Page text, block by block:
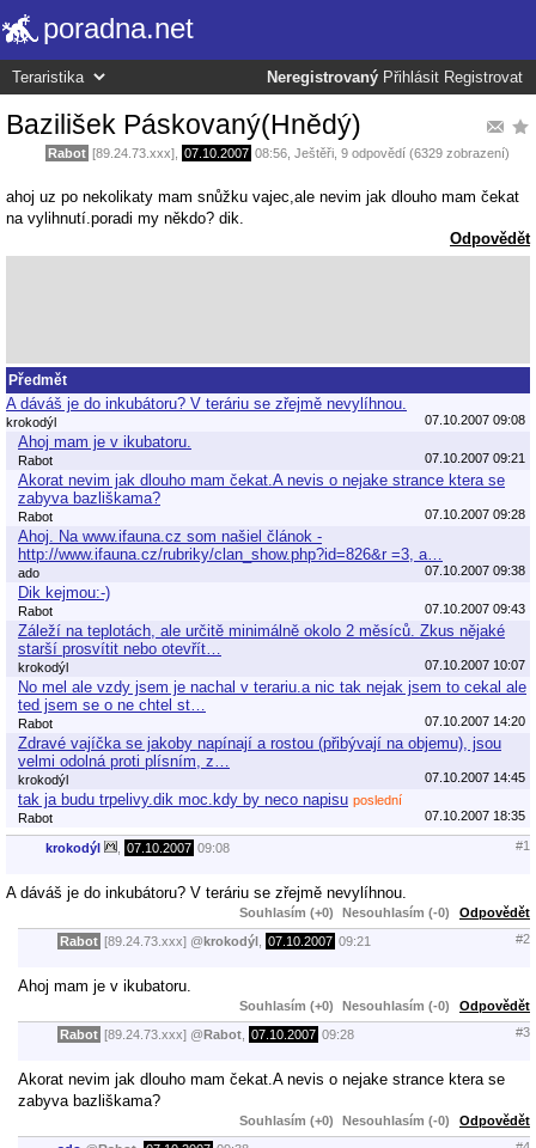
poradna.net
Neregistrovaný Přihlásit Registrovat
Bazilišek Páskovaný(Hnědý)
Rabot [89.24.73.xxx], 07.10.2007 08:56 Ještěři , 9 odpovědí (6329 zobrazení)
ahoj uz po nekolikaty mam snůžku vajec,ale nevim jak dlouho mam čekat
na vylihnutí.poradi my někdo? dik.
Odpovědět
Předmět
A dáváš je do inkubátoru? V teráriu se zřejmě nevylíhnou.
krokodýl 07.10.2007 09:08
Ahoj mam je v ikubatoru.
Rabot 07.10.2007 09:21
Akorat nevim jak dlouho mam čekat.A nevis o nejake strance ktera se
zabyva bazliškama?
Rabot 07.10.2007 09:28
Ahoj. Na www.ifauna.cz som našiel článok -
http://www.ifauna.cz/rubriky/clan_show.php?id=826&r =3, a…
ado 07.10.2007 09:38
Dik kejmou:-)
Rabot 07.10.2007 09:43
Záleží na teplotách, ale určitě minimálně okolo 2 měsíců. Zkus nějaké
starší prosvítit nebo otevřít…
krokodýl 07.10.2007 10:07
No mel ale vzdy jsem je nachal v terariu.a nic tak nejak jsem to cekal ale
ted jsem se o ne chtel st…
Rabot 07.10.2007 14:20
Zdravé vajíčka se jakoby napínají a rostou (přibývají na objemu), jsou
velmi odolná proti plísním, z…
krokodýl 07.10.2007 14:45
tak ja budu trpelivy.dik moc.kdy by neco napisu poslední
Rabot
07.10.2007 18:35
krokodýl 07.10.2007 09:08 #1
A dáváš je do inkubátoru? V teráriu se zřejmě nevylíhnou.
Souhlasím (+0) Nesouhlasím (-0) Odpovědět
Rabot [89.24.73.xxx] @krokodýl 07.10.2007 09:21 #2
Ahoj mam je v ikubatoru.
Souhlasím (+0) Nesouhlasím (-0) Odpovědět
Rabot [89.24.73.xxx] @Rabot 07.10.2007 09:28 #3
Akorat nevim jak dlouho mam čekat.A nevis o nejake strance ktera se
zabyva bazliškama?
Souhlasím (+0) Nesouhlasím (-0) Odpovědět